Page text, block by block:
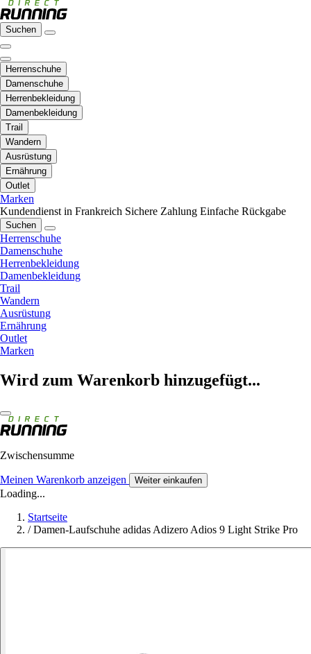
Suchen
Herrenschuhe
Damenschuhe
Herrenbekleidung
Damenbekleidung
Trail
Wandern
Ausrüstung
Ernährung
Outlet
Marken
Kundendienst in Frankreich Sichere Zahlung Einfache Rückgabe
Suchen
Herrenschuhe
Damenschuhe
Herrenbekleidung
Damenbekleidung
Trail
Wandern
Ausrüstung
Ernährung
Outlet
Marken
Wird zum Warenkorb hinzugefügt...
Zwischensumme
Meinen Warenkorb anzeigen Weiter einkaufen
Loading...
Startseite
/ Damen-Laufschuhe adidas Adizero Adios 9 Light Strike Pro